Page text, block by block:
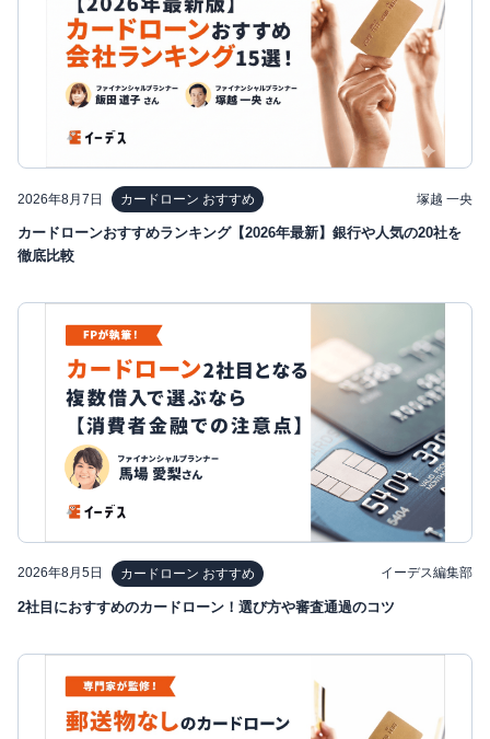
2026年8月7日 カードローン おすすめ 塚越 一央
カードローンおすすめランキング【2026年最新】銀行や人気の20社を
徹底比較
2026年8月5日 カードローン おすすめ イーデス編集部
2社目におすすめのカードローン！選び方や審査通過のコツ